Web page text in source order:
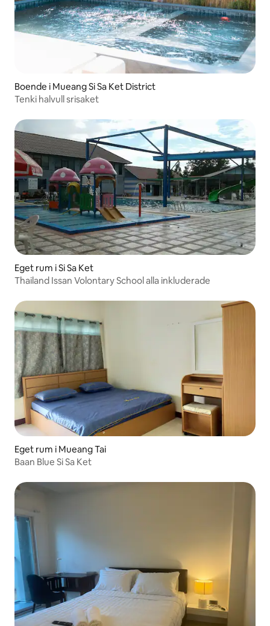
Boende i Mueang Si Sa Ket District
Tenki halvull srisaket
Eget rum i Si Sa Ket
Thailand Issan Volontary School alla inkluderade
Eget rum i Mueang Tai
Baan Blue Si Sa Ket